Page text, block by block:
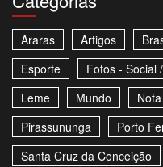
Araras Artigos
Esporte
Fotos - Social
Leme
Mundo
Pirassununga
Porto
Santa Cruz da Conceição